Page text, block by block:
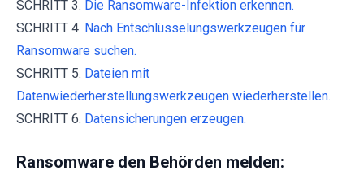
SCHRITT 3. Die Ransomware-Infektion erkennen.
SCHRITT 4. Nach Entschlüsselungswerkzeugen für
Ransomware suchen.
SCHRITT 5. Dateien mit
Datenwiederherstellungswerkzeugen wiederherstellen.
SCHRITT 6. Datensicherungen erzeugen.
Ransomware den Behörden melden: